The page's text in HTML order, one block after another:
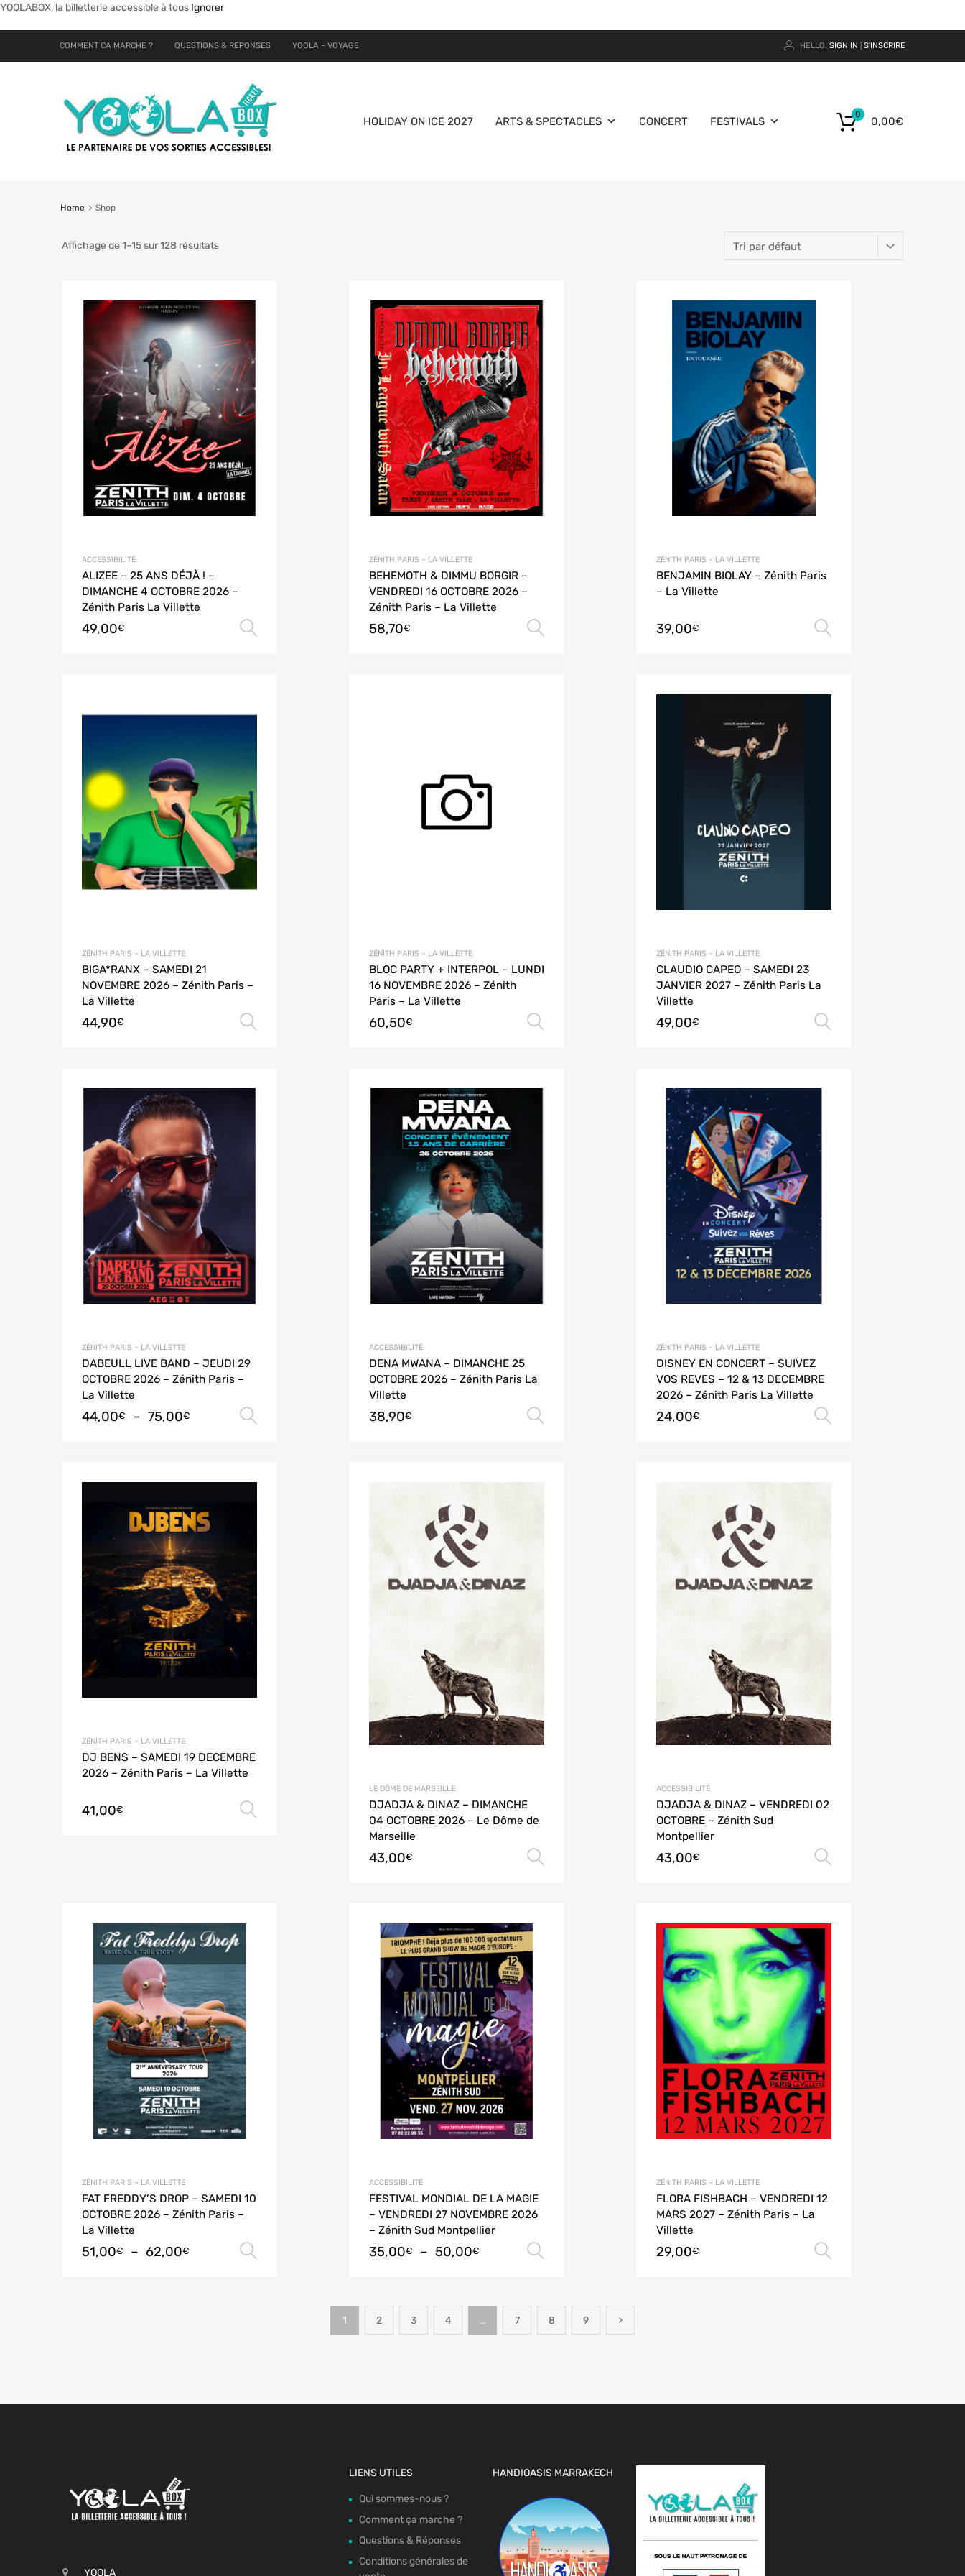
YOOLABOX, la billetterie accessible à tous Ignorer
COMMENT CA MARCHE ? QUESTIONS & REPONSES YOOLA – VOYAGE HELLO. SIGN IN S'INSCRIRE
0,00€
0
HOLIDAY ON ICE 2027 ARTS & SPECTACLES CONCERT FESTIVALS
Home Shop
Affichage de 1–15 sur 128 résultats
ACCESSIBILITÉ
ALIZEE – 25 ANS DÉJÀ ! –
DIMANCHE 4 OCTOBRE 2026 –
Zénith Paris La Villette
49,00€ Choix des options
ZÉNITH PARIS – LA VILLETTE
BEHEMOTH & DIMMU BORGIR –
VENDREDI 16 OCTOBRE 2026 –
Zénith Paris – La Villette
58,70€ Choix des options
ZÉNITH PARIS – LA VILLETTE
BENJAMIN BIOLAY – Zénith Paris
– La Villette
39,00€
ZÉNITH PARIS – LA VILLETTE
BIGA*RANX – SAMEDI 21
NOVEMBRE 2026 – Zénith Paris –
La Villette
44,90€ Choix des options
ZÉNITH PARIS – LA VILLETTE
BLOC PARTY + INTERPOL – LUNDI
16 NOVEMBRE 2026 – Zénith
Paris – La Villette
60,50€ Choix des options
ZÉNITH PARIS – LA VILLETTE
CLAUDIO CAPEO – SAMEDI 23
JANVIER 2027 – Zénith Paris La
Villette
49,00€
ZÉNITH PARIS – LA VILLETTE
DABEULL LIVE BAND – JEUDI 29
OCTOBRE 2026 – Zénith Paris –
La Villette
44,00€ – 75,00€ Choix des options
ACCESSIBILITÉ
DENA MWANA – DIMANCHE 25
OCTOBRE 2026 – Zénith Paris La
Villette
38,90€ Choix des options
ZÉNITH PARIS – LA VILLETTE
DISNEY EN CONCERT – SUIVEZ
VOS REVES – 12 & 13 DECEMBRE
2026 – Zénith Paris La Villette
24,00€
ZÉNITH PARIS – LA VILLETTE
DJ BENS – SAMEDI 19 DECEMBRE
2026 – Zénith Paris – La Villette
41,00€ Choix des options
LE DÔME DE MARSEILLE
DJADJA & DINAZ – DIMANCHE
04 OCTOBRE 2026 – Le Dôme de
Marseille
43,00€ Choix des options
ACCESSIBILITÉ
DJADJA & DINAZ – VENDREDI 02
OCTOBRE – Zénith Sud
Montpellier
43,00€
ZÉNITH PARIS – LA VILLETTE
FAT FREDDY’S DROP – SAMEDI 10
OCTOBRE 2026 – Zénith Paris –
La Villette
51,00€ – 62,00€ Choix des options
ACCESSIBILITÉ
FESTIVAL MONDIAL DE LA MAGIE
– VENDREDI 27 NOVEMBRE 2026
– Zénith Sud Montpellier
35,00€ – 50,00€ Choix des options
ZÉNITH PARIS – LA VILLETTE
FLORA FISHBACH – VENDREDI 12
MARS 2027 – Zénith Paris – La
Villette
29,00€
1 2 3 4 … 7 8 9
YOOLA
LIENS UTILES
Qui sommes-nous ?
Comment ça marche ?
Questions & Réponses
Conditions générales de
HANDIOASIS MARRAKECH